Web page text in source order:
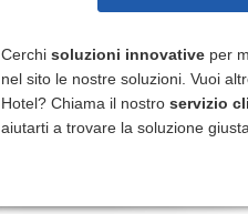
Cerchi soluzioni innovative per
nel sito le nostre soluzioni. Vuoi
Hotel? Chiama il nostro servizio
aiutarti a trovare la soluzione